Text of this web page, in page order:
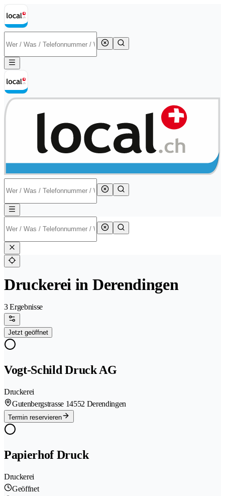
Druckerei in Derendingen
3 Ergebnisse
Jetzt geöffnet
Vogt-Schild Druck AG
Druckerei
Gutenbergstrasse 14552 Derendingen
Termin reservieren
Papierhof Druck
Druckerei
Geöffnet